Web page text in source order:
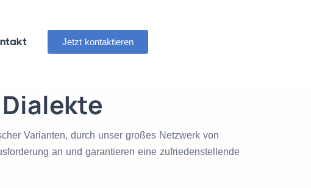
Jetzt kontaktieren
Varianten, durch unser großes Netzwerk von
an und garantieren eine zufriedenstellende